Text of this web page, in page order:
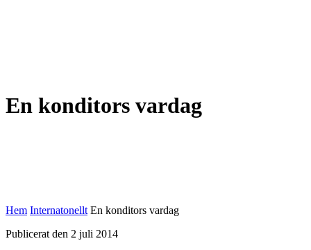
En konditors vardag
Hem Internatonellt En konditors vardag
Publicerat den 2 juli 2014